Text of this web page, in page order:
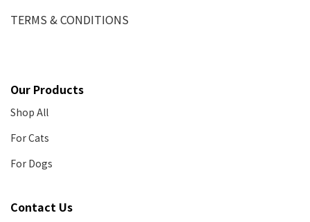
TERMS & CONDITIONS
Our Products
Shop All
For Cats
For Dogs
Contact Us